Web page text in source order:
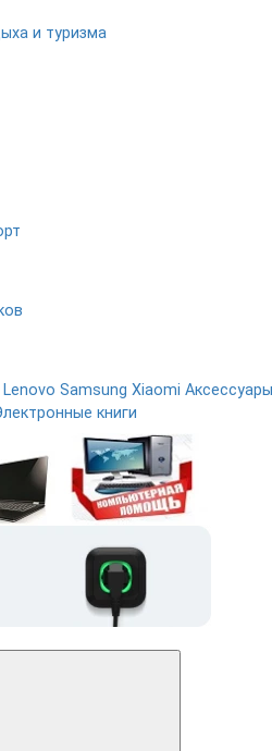
и туризма
Lenovo Samsung Xiaomi Аксессуары
книги